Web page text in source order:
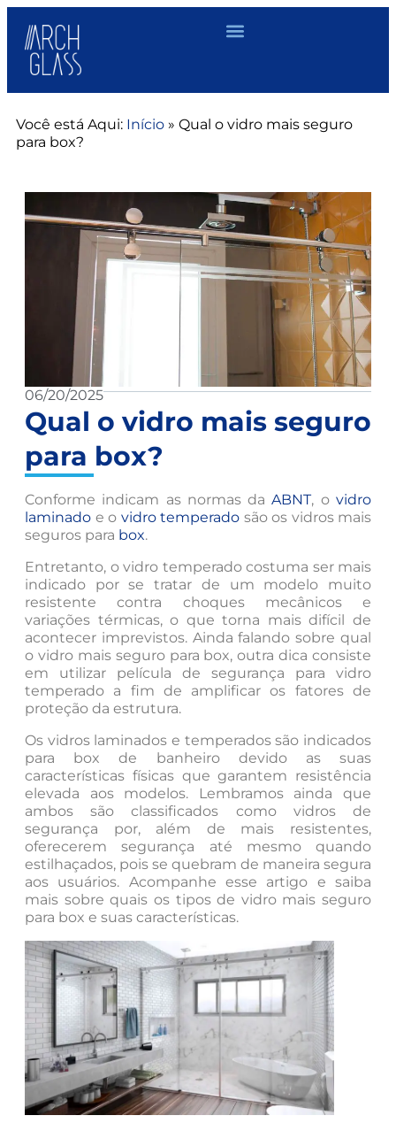
Você está Aqui: Início » Qual o vidro mais seguro
para box?
06/20/2025
Qual o vidro mais seguro
para box?
Conforme indicam as normas daABNT, ovidro
laminado e o vidro temperado são os vidros mais
seguros para box.
Entretanto, o vidro temperado costuma ser mais
indicado por se tratar de um modelo muito
resistente contra choques mecânicos e
variações térmicas, o que torna mais difícil de
acontecer imprevistos. Ainda falando sobre qual
o vidro mais seguro para box, outra dica consiste
em utilizar película de segurança para vidro
temperado a fim de amplificar os fatores de
proteção da estrutura.
Os vidros laminados e temperados são indicados
para box de banheiro devido as suas
características físicas que garantem resistência
elevada aos modelos. Lembramos ainda que
ambos são classificados como vidros de
segurança por, além de mais resistentes,
oferecerem segurança até mesmo quando
estilhaçados, pois se quebram de maneira segura
aos usuários. Acompanhe esse artigo e saiba
mais sobre quais os tipos de vidro mais seguro
para box e suas características.